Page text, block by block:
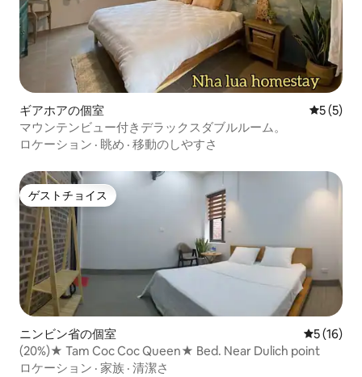
ギアホアの個室 レビュー
5 (5)
マウンテンビュー付きデラックスダブルルーム。
ロケーション · 眺め · 移動のしやすさ
ゲストチョイス
ゲストチョイス
ニンビン省の個室 レビュー
5 (16)
(20%)★ Tam Coc Coc Queen★ Bed. Near Dulich point
ロケーション · 家族 · 清潔さ